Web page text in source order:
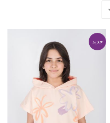
جدید